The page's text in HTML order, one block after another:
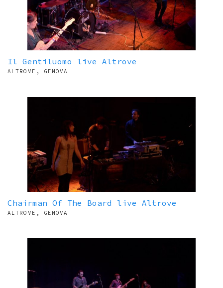
Il Gentiluomo live Altrove
ALTROVE, GENOVA
Chairman Of The Board live Altrove
ALTROVE, GENOVA